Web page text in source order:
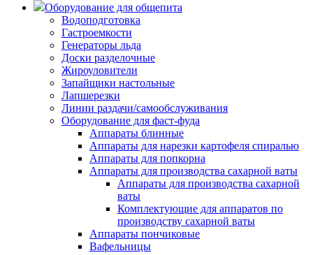
Оборудование для общепита
Водоподготовка
Гастроемкости
Генераторы льда
Доски разделочные
Жироуловители
Запайщики настольные
Лапшерезки
Линии раздачи/самообслуживания
Оборудование для фаст-фуда
Аппараты блинные
Аппараты для нарезки картофеля спиралью
Аппараты для попкорна
Аппараты для производства сахарной ваты
Аппараты для производства сахарной
ваты
Комплектующие для аппаратов по
производству сахарной ваты
Аппараты пончиковые
Вафельницы